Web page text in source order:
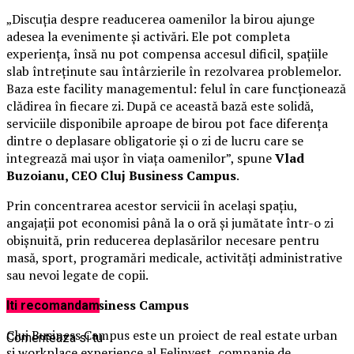
„Discuția despre readucerea oamenilor la birou ajunge
adesea la evenimente și activări. Ele pot completa
experiența, însă nu pot compensa accesul dificil, spațiile
slab întreținute sau întârzierile în rezolvarea problemelor.
Baza este facility managementul: felul în care funcționează
clădirea în fiecare zi. După ce această bază este solidă,
serviciile disponibile aproape de birou pot face diferența
dintre o deplasare obligatorie și o zi de lucru care se
integrează mai ușor în viața oamenilor”, spuneVlad
Buzoianu, CEO Cluj Business Campus.
Prin concentrarea acestor servicii în același spațiu,
angajații pot economisi până la o oră și jumătate într-o zi
obișnuită, prin reducerea deplasărilor necesare pentru
masă, sport, programări medicale, activități administrative
sau nevoi legate de copii.
Despre Cluj Business Campus
Cluj Business Campus este un proiect de real estate urban
Iti recomandam
Comenteaza si tu